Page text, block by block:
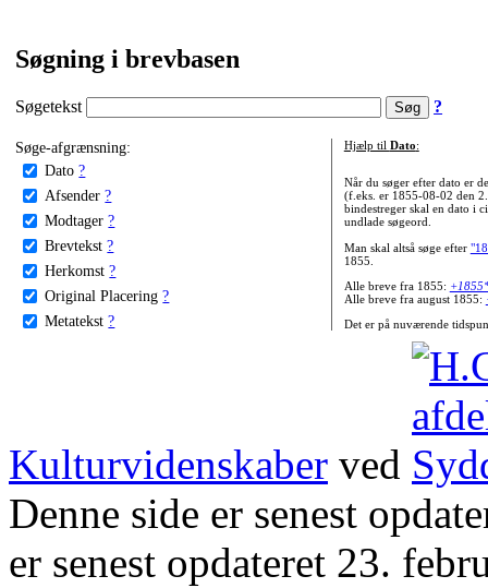
Søgning i brevbasen
Søgetekst ?
Søge-afgrænsning:
Dato ?
Afsender ?
Modtager ?
Brevtekst ?
Herkomst ?
Original Placering ?
Metatekst ?
Hjælp til Dato:
Når du søger efter dato er
(f.eks. er 1855-08-02 den
bindestreger skal en dato i
undlade søgeord.
Man skal altså søge efter
1855.
Alle breve fra 1855:
Alle breve fra august 1855:
Det er på nuværende
Kulturvidenskaber ved
Denne side er senest
er senest opdateret 23.